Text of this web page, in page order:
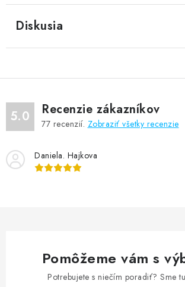
Diskusia
5.0 Recenzie zákazníkov
77 recenzií. Zobraziť všetky recenzie
Daniela. Hajkova
Pomôžeme vám s
Potrebujete s niečím poradiť? Sme